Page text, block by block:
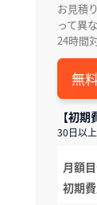
お見積
って異
24時間
【初
30日以
月額
初期